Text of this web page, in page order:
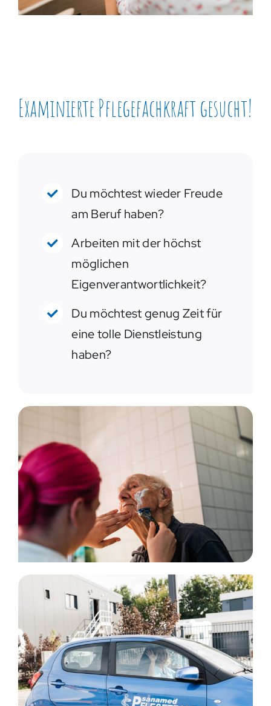
Examinierte Pflegefachkraft gesucht!
Du möchtest wieder Freude
am Beruf haben?
Arbeiten mit der höchst
möglichen
Eigenverantwortlichkeit?
Du möchtest genug Zeit für
eine tolle Dienstleistung
haben?